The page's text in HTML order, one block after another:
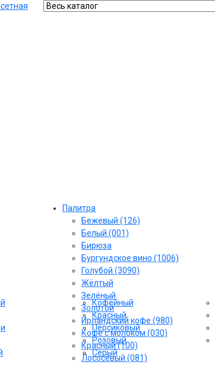
Кофейный
Красный
Персиковый
Розовый
Серый
Палитра
Бежевый (126)
Белый (001)
Бирюза
Бургундское вино (1006)
Голубой (3090)
Жёлтый
Зелёный
Золотой
Ирландский кофе (980)
Кофе с молоком (030)
Красный (100)
Лососёвый (081)